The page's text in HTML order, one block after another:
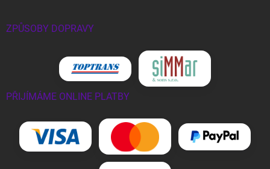
ZPŮSOBY DOPRAVY
PŘIJÍMÁME ONLINE PLATBY